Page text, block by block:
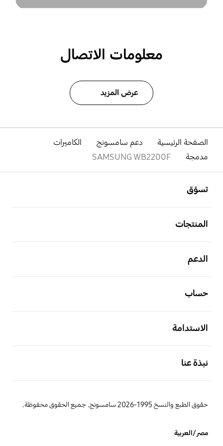
معلومات الاتصال
عرض المزيد
الصفحة الرئيسية دعم سامسونج
الكاميرات
مدمجة
SAMSUNG WB2200F
تسوّق
المنتجات
الدعم
حساب
الاستدامة
نبذة عنا
حقوق الطبع والنسخ 1995-2026 سامسونج. جميع الحقوق محفوظة.
مصر/العربية